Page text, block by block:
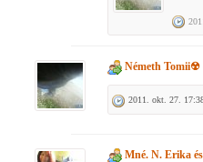
Németh Tomii☢
2011. okt. 27.
Mné. N. Erika és